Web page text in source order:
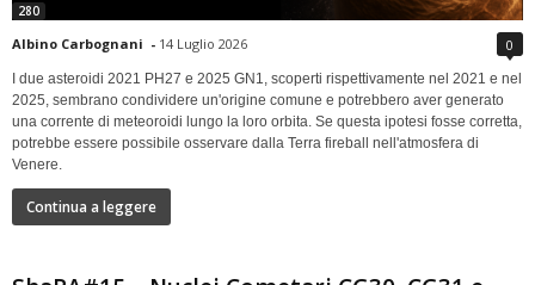
280
Albino Carbognani - 14 Luglio 2026 0
I due asteroidi 2021 PH27 e 2025 GN1, scoperti rispettivamente nel 2021 e nel
2025, sembrano condividere un'origine comune e potrebbero aver generato
una corrente di meteoroidi lungo la loro orbita. Se questa ipotesi fosse corretta,
potrebbe essere possibile osservare dalla Terra fireball nell'atmosfera di
Venere.
Continua a leggere